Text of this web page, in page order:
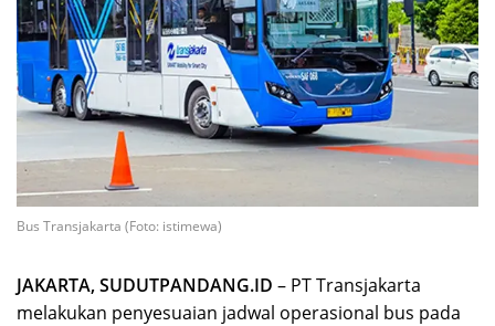
Bus Transjakarta (Foto: istimewa)
JAKARTA, SUDUTPANDANG.ID – PT Transjakarta
melakukan penyesuaian jadwal operasional bus pada